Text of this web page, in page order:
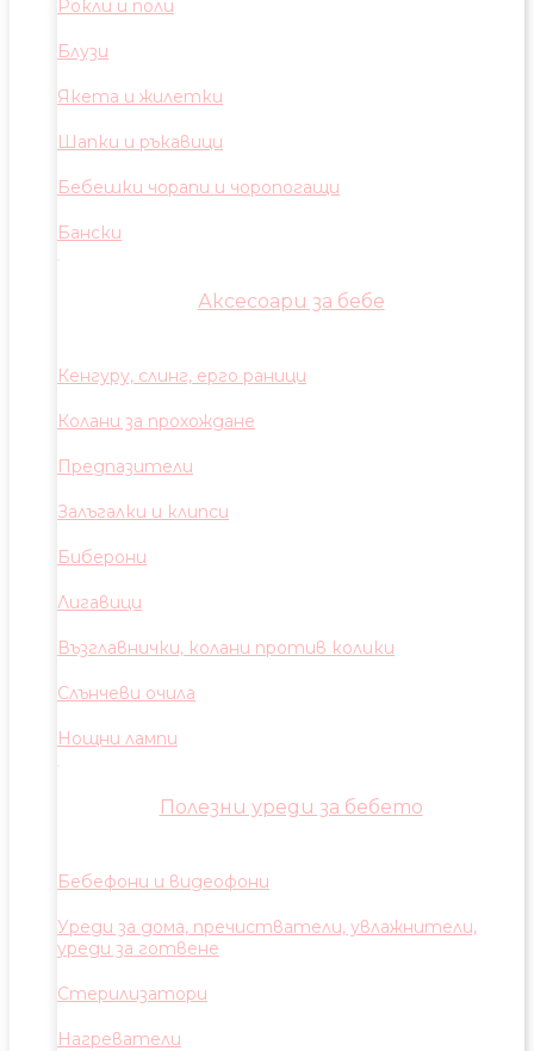
Рокли и поли
Блузи
Якета и жилетки
Шапки и ръкавици
Бебешки чорапи и чоропогащи
Бански
Аксесоари за бебе
Кенгуру, слинг, ерго раници
Колани за прохождане
Предпазители
Залъгалки и клипси
Биберони
Лигавици
Възглавнички, колани против колики
Слънчеви очила
Нощни лампи
Полезни уреди за бебето
Бебефони и видеофони
Уреди за дома, пречистватели, увлажнители,
уреди за готвене
Стерилизатори
Нагреватели